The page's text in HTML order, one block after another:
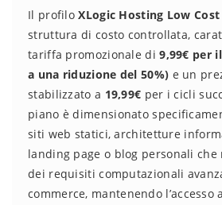
Il profiloXLogic Hosting Low Cost
struttura di costo controllata,
tariffa promozionale di9,99€ per
a una riduzione del 50%) e un
stabilizzato a 19,99€ per i cicli
piano è dimensionato
siti web statici, architetture
landing page o blog personali che
dei requisiti computazionali
commerce, mantenendo l’accesso